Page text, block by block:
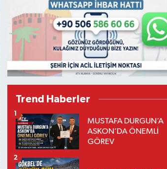
Trend Haberler
MUSTAFA DURGUN’A
ASKON’DA ÖNEMLİ
GÖREV
1
2